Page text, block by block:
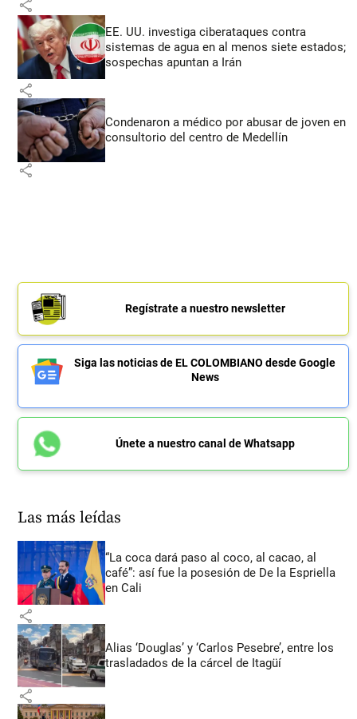
share
EE. UU. investiga ciberataques contra
sistemas de agua en al menos siete estados;
sospechas apuntan a Irán
share
Condenaron a médico por abusar de joven en
consultorio del centro de Medellín
share
Regístrate a nuestro newsletter
Siga las noticias de EL COLOMBIANO desde Google
News
Únete a nuestro canal de Whatsapp
Las más leídas
“La coca dará paso al coco, al cacao, al
café”: así fue la posesión de De la Espriella
en Cali
share
Alias ‘Douglas’ y ‘Carlos Pesebre’, entre los
trasladados de la cárcel de Itagüí
share